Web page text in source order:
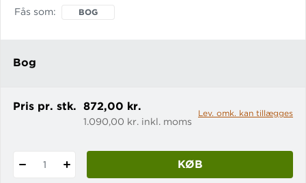
Fås som BOG
Bog
Pris pr. stk. 872,00 kr.
1.090,00 kr. inkl. moms
Lev. omk. kan tillægges
1 KØB